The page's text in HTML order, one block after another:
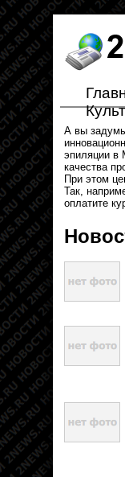
А вы
эпиляции в
качества
При этом
Так,
оплатите